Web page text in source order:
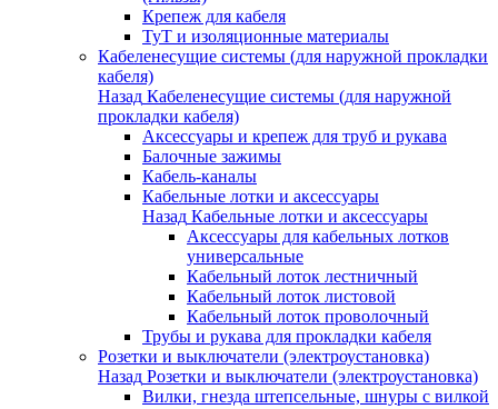
Крепеж для кабеля
ТуТ и изоляционные материалы
Кабеленесущие системы (для наружной прокладки
кабеля)
Назад Кабеленесущие системы (для наружной
прокладки кабеля)
Аксессуары и крепеж для труб и рукава
Балочные зажимы
Кабель-каналы
Кабельные лотки и аксессуары
Назад Кабельные лотки и аксессуары
Аксессуары для кабельных лотков
универсальные
Кабельный лоток лестничный
Кабельный лоток листовой
Кабельный лоток проволочный
Трубы и рукава для прокладки кабеля
Розетки и выключатели (электроустановка)
Назад Розетки и выключатели (электроустановка)
Вилки, гнезда штепсельные, шнуры с вилкой